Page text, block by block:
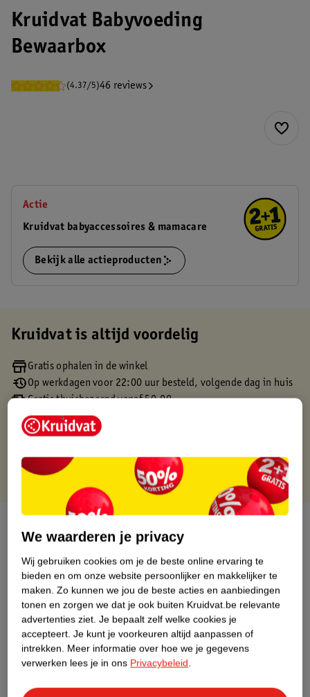
Kruidvat Babyvoeding
Bewaarbox
(4.37/5)46 reviews
Actie
Kruidvat babyaccessoires & mamacare
Bekijk alle actieproducten
Kruidvat is altijd voordelig
Gratis ophalen in de winkel
Op werkdagen voor 22:00 uur besteld, volgende dag in huis
Gratis thuisbezorgd vanaf 50.00
Gratis retourneren binnen 30 dagen
Gratis punten met je Kruidvat kaart
Productinformatie
Etiketinformatie
Nature Impact Score
Rood (-) = hoge impact op het milieu.
We waarderen je privacy
Wij gebruiken cookies om je de beste online ervaring te
bieden en om onze website persoonlijker en makkelijker te
maken. Zo kunnen we jou de beste acties en aanbiedingen
tonen en zorgen we dat je ook buiten Kruidvat.be relevante
advertenties ziet. Je bepaalt zelf welke cookies je
accepteert. Je kunt je voorkeuren altijd aanpassen of
intrekken. Meer informatie over hoe we je gegevens
verwerken lees je in ons Privacybeleid.